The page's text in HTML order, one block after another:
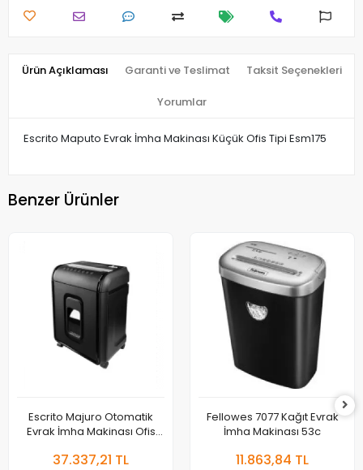
Ürün Açıklaması Garanti ve Teslimat Taksit Seçenekleri
Yorumlar
Escrito Maputo Evrak İmha Makinası Küçük Ofis Tipi Esm175
Benzer Ürünler
Escrito Majuro Otomatik
Evrak İmha Makinası Ofis
37.337,21 TL
Fellowes 7077 Kağıt Evrak
İmha Makinası 53c
11.863,84 TL